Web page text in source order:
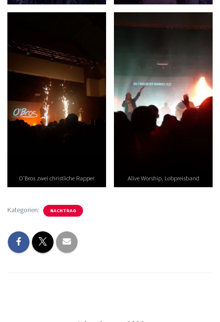
O’Bros zwei christliche Rapper Alive Worship, Lobpreisband
Kategorien: NACHTRAG